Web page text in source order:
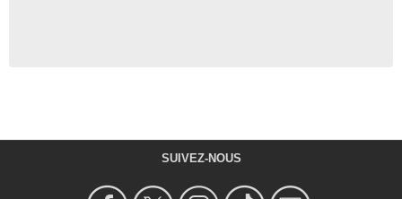
SUIVEZ-NOUS